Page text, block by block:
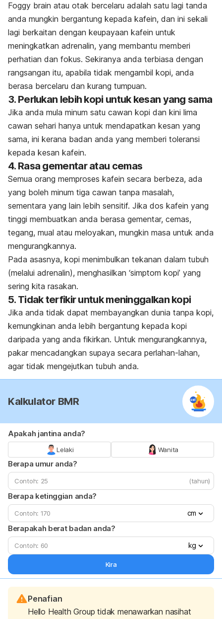
Foggy brain atau otak bercelaru adalah satu lagi tanda
anda mungkin bergantung kepada kafein, dan ini sekali
lagi berkaitan dengan keupayaan kafein untuk
meningkatkan adrenalin, yang membantu memberi
perhatian dan fokus. Sekiranya anda terbiasa dengan
rangsangan itu, apabila tidak mengambil kopi, anda
berasa bercelaru dan kurang tumpuan.
3. Perlukan lebih kopi untuk kesan yang sama
Jika anda mula minum satu cawan kopi dan kini lima
cawan sehari hanya untuk mendapatkan kesan yang
sama, ini kerana badan anda yang memberi toleransi
kepada kesan kafein.
4. Rasa gementar atau cemas
Semua orang memproses kafein secara berbeza, ada
yang boleh minum tiga cawan tanpa masalah,
sementara yang lain lebih sensitif. Jika dos kafein yang
tinggi membuatkan anda berasa gementar, cemas,
tegang, mual atau meloyakan, mungkin masa untuk anda
mengurangkannya.
Pada asasnya, kopi menimbulkan tekanan dalam tubuh
(melalui adrenalin), menghasilkan ‘simptom kopi’ yang
sering kita rasakan.
5. Tidak terfikir untuk meninggalkan kopi
Jika anda tidak dapat membayangkan dunia tanpa kopi,
kemungkinan anda lebih bergantung kepada kopi
daripada yang anda fikirkan. Untuk mengurangkannya,
pakar mencadangkan supaya secara perlahan-lahan,
agar tidak mengejutkan tubuh anda.
Kalkulator BMR
Apakah jantina anda?
Lelaki Wanita
Berapa umur anda?
(tahun)
Berapa ketinggian anda?
cm
Berapakah berat badan anda?
kg
Kira
Penafian
Hello Health Group tidak menawarkan nasihat